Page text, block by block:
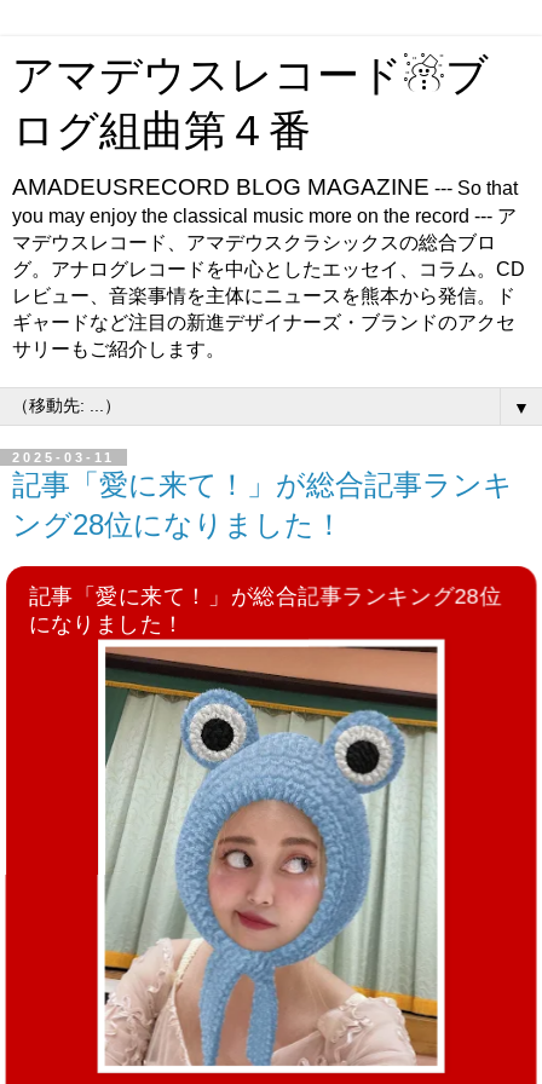
アマデウスレコード☃ブ
ログ組曲第４番
AMADEUSRECORD BLOG MAGAZINE --- So that
you may enjoy the classical music more on the record --- ア
マデウスレコード、アマデウスクラシックスの総合ブロ
グ。アナログレコードを中心としたエッセイ、コラム。CD
レビュー、音楽事情を主体にニュースを熊本から発信。ド
ギャードなど注目の新進デザイナーズ・ブランドのアクセ
サリーもご紹介します。
▼
2025-03-11
記事「愛に来て！」が総合記事ランキ
ング28位になりました！
記事「愛に来て！」が総合記事ランキング28位
になりました！